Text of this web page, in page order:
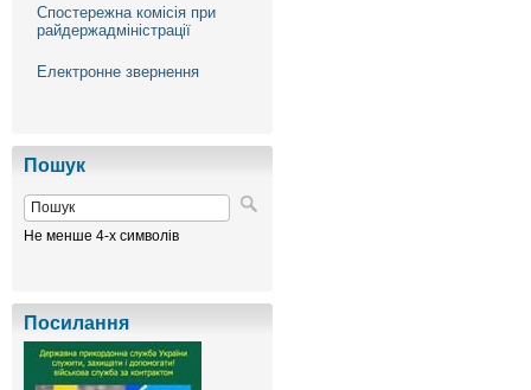
Спостережна комісія при
райдержадміністрації
Електронне звернення
Пошук
Не менше 4-х символів
Посилання